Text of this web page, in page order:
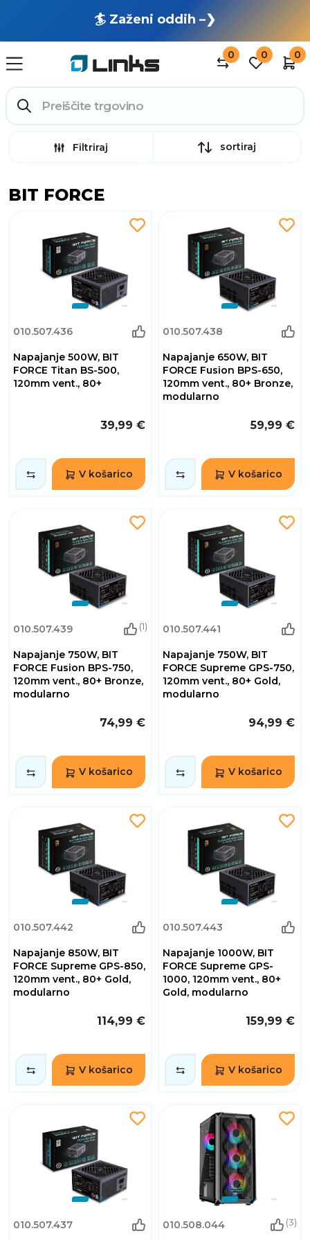
🏄 Zaženi oddih –❯
0 0 0
Filtriraj sortiraj
BIT FORCE
010.507.436
Napajanje 500W, BIT
FORCE Titan BS-500,
120mm vent., 80+
39,99 €
V košarico
010.507.438
Napajanje 650W, BIT
FORCE Fusion BPS-650,
120mm vent., 80+ Bronze,
modularno
59,99 €
V košarico
010.507.439 (1)
Napajanje 750W, BIT
FORCE Fusion BPS-750,
120mm vent., 80+ Bronze,
modularno
74,99 €
V košarico
010.507.441
Napajanje 750W, BIT
FORCE Supreme GPS-750,
120mm vent., 80+ Gold,
modularno
94,99 €
V košarico
010.507.442
Napajanje 850W, BIT
FORCE Supreme GPS-850,
120mm vent., 80+ Gold,
modularno
114,99 €
V košarico
010.507.443
Napajanje 1000W, BIT
FORCE Supreme GPS-
1000, 120mm vent., 80+
Gold, modularno
159,99 €
V košarico
010.507.437 010.508.044 (3)